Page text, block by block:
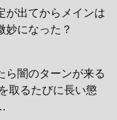
が出てからメインは
妙になった？
ら闇のターンが来る
取るたびに長い懲